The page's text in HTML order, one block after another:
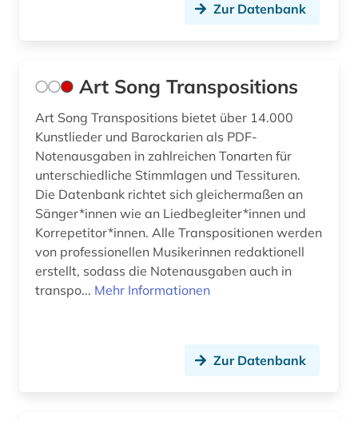
indisches theater (1)
instrumentalspiel (1)
international (1)
internationale ferienkurse für neue musik (1)
irland / literatur / irisch (1)
israel (1)
Zur Datenbank
Art Song Transpositions
Art Song Transpositions bietet über 14.000
Kunstlieder und Barockarien als PDF-
Notenausgaben in zahlreichen Tonarten für
unterschiedliche Stimmlagen und Tessituren.
Die Datenbank richtet sich gleichermaßen an
Sänger*innen wie an Liedbegleiter*innen und
Korrepetitor*innen. Alle Transpositionen werden
von professionellen Musikerinnen redaktionell
erstellt, sodass die Notenausgaben auch in
transpo... Mehr Informationen
Zur Datenbank